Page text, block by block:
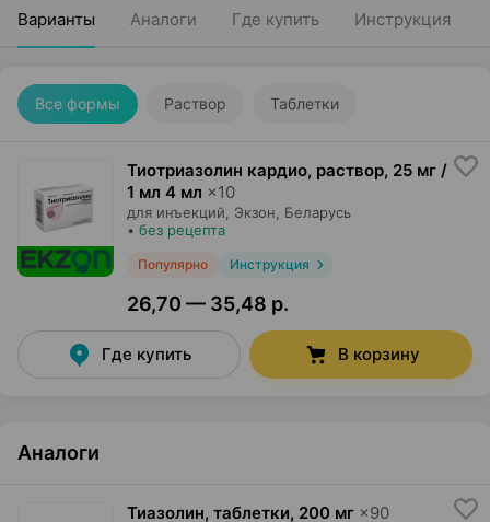
Варианты Аналоги Где купить Инструкция
Все формы Раствор Таблетки
Тиотриазолин кардио, раствор, 25 мг /
1 мл 4 мл ×10
для инъекций, Экзон , Беларусь
• без рецепта
Популярно Инструкция
26,70 — 35,48 р.
Где купить В корзину
Аналоги
Тиазолин, таблетки, 200 мг ×90